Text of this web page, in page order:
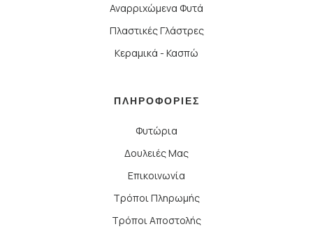
Αναρριχώμενα Φυτά
Πλαστικές Γλάστρες
Κεραμικά - Κασπώ
ΠΛΗΡΟΦΟΡΙΕΣ
Φυτώρια
Δουλειές Μας
Επικοινωνία
Τρόποι Πληρωμής
Τρόποι Αποστολής